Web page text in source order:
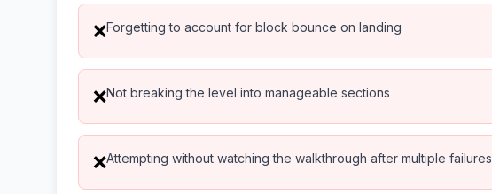
❌Forgetting to account for block bounce on landing
❌Not breaking the level into manageable sections
❌Attempting without watching the walkthrough after multiple failures